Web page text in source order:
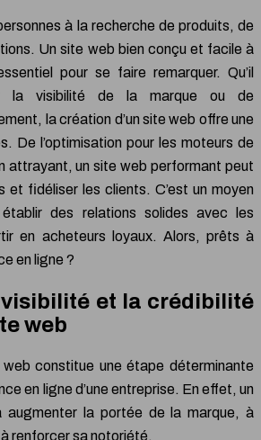
à la recherche de produits, de
Un site web bien conçu et facile à
pour se faire remarquer. Qu’il
la visibilité de la marque ou de
la création d’un site web offre une
De l’optimisation pour les moteurs de
attrayant, un site web performant peut
et fidéliser les clients. C’est un moyen
établir des relations solides avec les
en acheteurs loyaux. Alors, prêts à
en ligne ?
et la crédibilité
web
web constitue une étape déterminante
en ligne d’une entreprise. En effet, un
augmenter la portée de la marque, à
renforcer sa notoriété.